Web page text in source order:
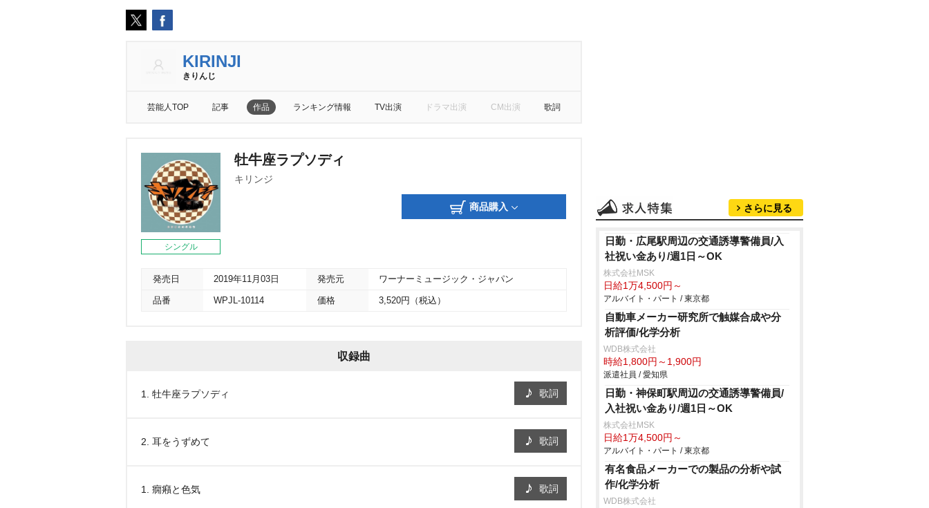
KIRINJI
きりんじ
芸能人TOP 記事 作品 ランキング情報 TV出演 ドラマ出演 CM出演 歌詞
シングル
牡牛座ラプソディ
キリンジ
商品購入
発売日 2019年11月03日 発売元 ワーナーミュージック・ジャパン
品番 WPJL-10114 価格 3,520円（税込）
収録曲
1. 牡牛座ラプソディ 歌詞
2. 耳をうずめて 歌詞
1. 癇癪と色気 歌詞
さらに見る
日勤・広尾駅周辺の交通誘導警備員/入
社祝い金あり/週1日～OK
株式会社MSK
日給1万4,500円～
アルバイト・パート / 東京都
自動車メーカー研究所で触媒合成や分
析評価/化学分析
WDB株式会社
時給1,800円～1,900円
派遣社員 / 愛知県
日勤・神保町駅周辺の交通誘導警備員/
入社祝い金あり/週1日～OK
株式会社MSK
日給1万4,500円～
アルバイト・パート / 東京都
有名食品メーカーでの製品の分析や試
作/化学分析
WDB株式会社